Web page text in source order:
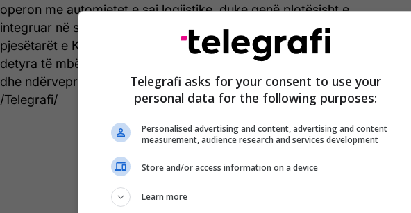
operon me automjetet e saj logjistike, duke qenë plotësisht e
integruar në strukturat e ushtrisë gjermane. Përmes këtij ushtrimi,
pjesëtarët e Komandës së Logjistikës po realizojnë me sukses
detyra të mbështetjes në transport, duke dëshmuar profesionalizëm
dhe ndërveprueshmëri në mjedis ndërkombëtar”, thuhet në njoftim.
/Telegrafi/
Telegrafi asks for your consent to use your
personal data for the following purposes:
Personalised advertising and content, advertising and content
measurement, audience research and services development
Store and/or access information on a device
Learn more